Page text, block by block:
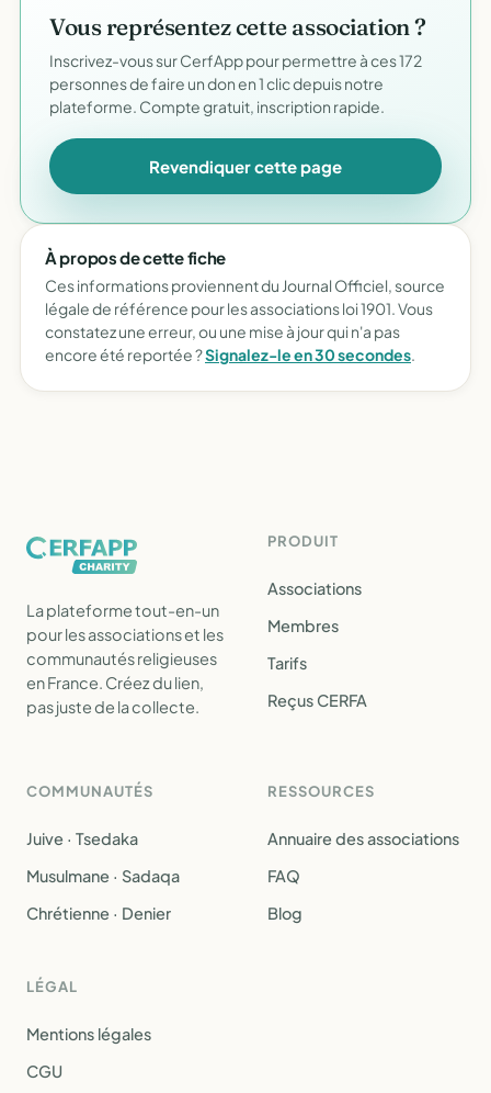
Vous représentez cette association ?
Inscrivez-vous sur CerfApp pour permettre à ces 172
personnes de faire un don en 1 clic depuis notre
plateforme. Compte gratuit, inscription rapide.
Revendiquer cette page
À propos de cette fiche
Ces informations proviennent du Journal Officiel, source
légale de référence pour les associations loi 1901. Vous
constatez une erreur, ou une mise à jour qui n'a pas
encore été reportée ?Signalez-le en 30 secondes.
La plateforme tout-en-un
pour les associations et les
communautés religieuses
en France. Créez du lien,
pas juste de la collecte.
PRODUIT
Associations
Membres
Tarifs
Reçus CERFA
COMMUNAUTÉS
Juive · Tsedaka
Musulmane · Sadaqa
Chrétienne · Denier
RESSOURCES
Annuaire des associations
FAQ
Blog
LÉGAL
Mentions légales
CGU